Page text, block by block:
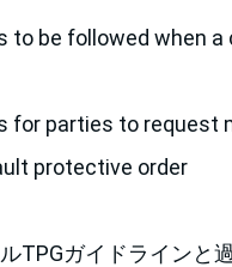
to be followed when a
for parties to request
protective order
TPGガイドラインと